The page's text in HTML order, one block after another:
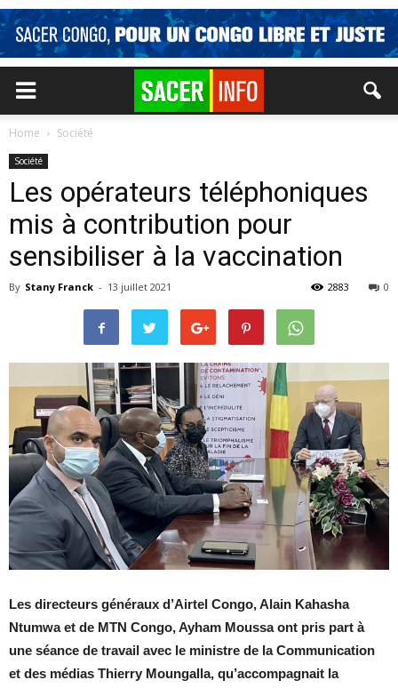
Home Société
Société
Les opérateurs téléphoniques
mis à contribution pour
sensibiliser à la vaccination
By Stany Franck - 13 juillet 2021 0
2883
Les directeurs généraux d’Airtel Congo, Alain Kahasha
Ntumwa et de MTN Congo, Ayham Moussa ont pris part à
une séance de travail avec le ministre de la Communication
et des médias Thierry Moungalla, qu’accompagnait la